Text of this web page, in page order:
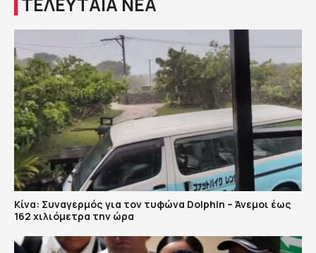
Κίνα: Συναγερμός για τον τυφώνα Dolphin – Άνεμοι έως
162 χιλιόμετρα την ώρα